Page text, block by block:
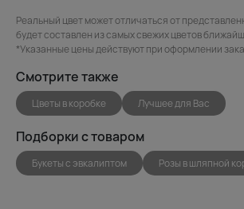
Реальный цвет может отличаться от
будет составлен из самых свежих цветов
*Указанные цены действуют при оформлении
Смотрите также
Цветы в коробке Лучшее для Вас
Подборки с товаром
Букеты с эвкалиптом Розы в шляпной